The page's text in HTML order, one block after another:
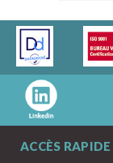
ACCÈS RAPIDE